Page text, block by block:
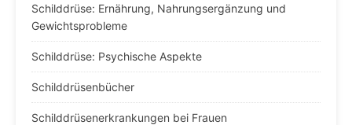
Schilddrüse: Ernährung, Nahrungsergänzung und
Gewichtsprobleme
Schilddrüse: Psychische Aspekte
Schilddrüsenbücher
Schilddrüsenerkrankungen bei Frauen